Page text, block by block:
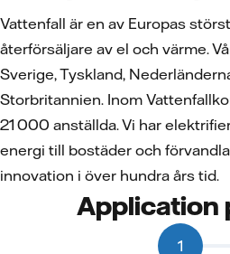
Vattenfall är en av Europas
återförsäljare av el och värme.
Sverige, Tyskland,
Storbritannien. Inom
21 000 anställda. Vi har
energi till bostäder och
innovation i över hundra års tid.
Application
1